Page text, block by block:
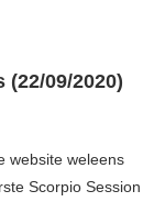
09/2020)
website weleens
Scorpio Session